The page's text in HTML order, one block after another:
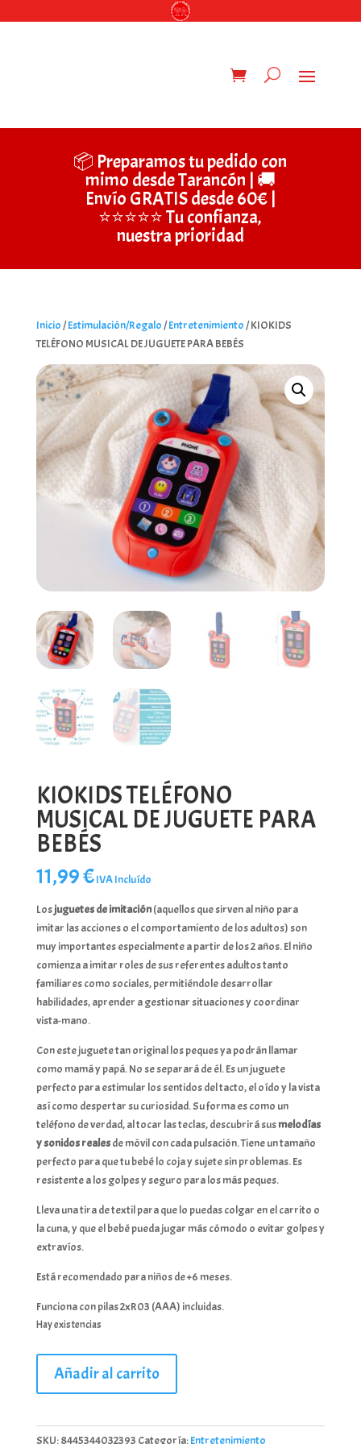
📦 Preparamos tu pedido con
mimo desde Tarancón | 🚚
Envío GRATIS desde 60€ |
⭐⭐⭐⭐⭐ Tu confianza,
nuestra prioridad
Inicio/Estimulación/Regalo/Entretenimiento/ KIOKIDS
TELÉFONO MUSICAL DE JUGUETE PARA BEBÉS
KIOKIDS TELÉFONO
MUSICAL DE JUGUETE PARA
BEBÉS
11,99€IVA Incluído
Losjuguetes de imitación(aquellos que sirven al niño para
imitar las acciones o el comportamiento de los adultos) son
muy importantes especialmente a partir de los 2 años. El niño
comienza a imitar roles de sus referentes adultos tanto
familiares como sociales, permitiéndole desarrollar
habilidades, aprender a gestionar situaciones y coordinar
vista-mano.
Con este juguete tan original los peques ya podrán llamar
como mamá y papá. No se separará de él. Es un juguete
perfecto para estimular los sentidos del tacto, el oído y la vista
así como despertar su curiosidad. Su forma es como un
teléfono de verdad, al tocar las teclas, descubrirá susmelodías
y sonidos realesde móvil con cada pulsación. Tiene un tamaño
perfecto para que tu bebé lo coja y sujete sin problemas. Es
resistente a los golpes y seguro para los más peques.
Lleva una tira de textil para que lo puedas colgar en el carrito o
la cuna, y que el bebé pueda jugar más cómodo o evitar golpes y
extravíos.
Está recomendado para niños de +6 meses.
Funciona con pilas 2xR03 (AAA) incluidas.
Hay existencias
TELÉFONO
JUGUETE
Añadir al carrito
SKU:8445344032393 Categoría:Entretenimiento